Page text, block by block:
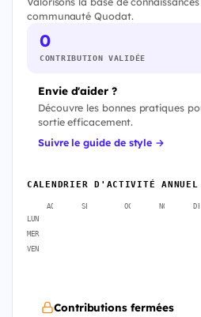
communauté Quodat.
0
CONTRIBUTION VALIDÉE
Envie d'aider ?
Découvre les bonnes pratiques
sortie efficacement.
Suivre le guide de style →
CALENDRIER D'ACTIVITÉ ANNUEL
AOÛT SEPT. OCT. NOV.
LUN
MER
VEN
Contributions fermées